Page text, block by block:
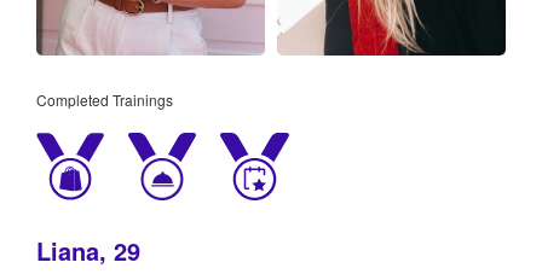
Completed Trainings
Liana, 29